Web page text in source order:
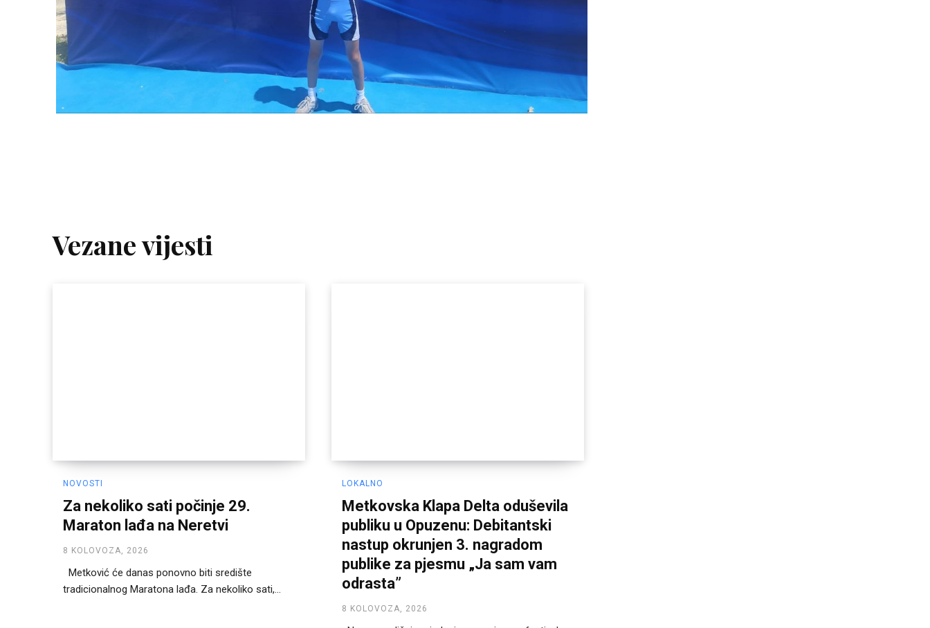
Vezane vijesti
NOVOSTI
Za nekoliko sati počinje 29.
Maraton lađa na Neretvi
8 KOLOVOZA, 2026
Metković će danas ponovno biti središte
tradicionalnog Maratona lađa. Za nekoliko sati,...
LOKALNO
Metkovska Klapa Delta oduševila
publiku u Opuzenu: Debitantski
nastup okrunjen 3. nagradom
publike za pjesmu „Ja sam vam
odrasta”
8 KOLOVOZA, 2026